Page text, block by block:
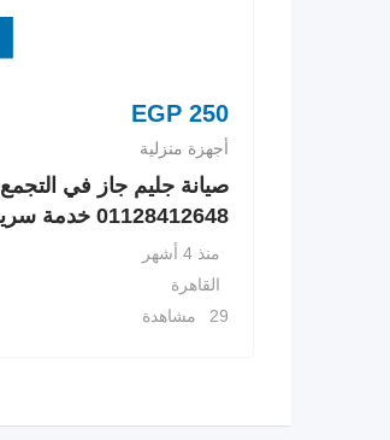
EGP 250
أجهزة منزلية
صيانة جليم جاز في التجمع
01128412648 خدمة سريعة
منذ 4 أشهر
القاهرة
29 مشاهدة